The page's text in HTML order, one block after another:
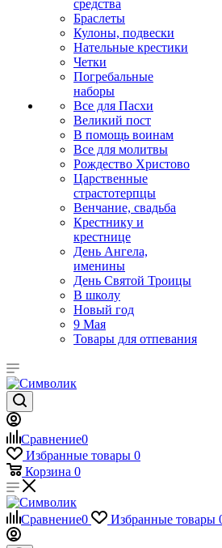
средства
Браслеты
Кулоны, подвески
Нательные крестики
Четки
Погребальные
наборы
Все для Пасхи
Великий пост
В помощь воинам
Все для молитвы
Рождество Христово
Царственные
страстотерпцы
Венчание, свадьба
Крестнику и
крестнице
День Ангела,
именины
День Святой Троицы
В школу
Новый год
9 Мая
Товары для отпевания
Сравнение0
Избранные товары 0
Корзина 0
Сравнение0 Избранные товары